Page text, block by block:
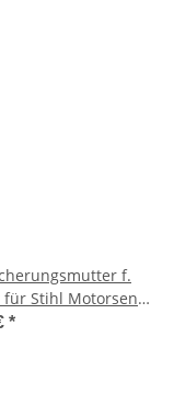
f.
für Stihl Motorsense
*